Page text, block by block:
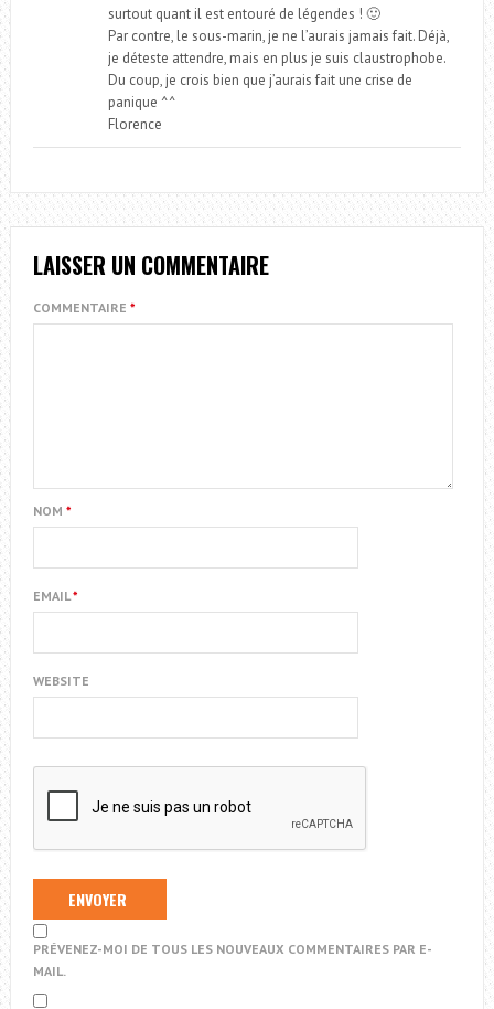
surtout quant il est entouré de légendes ! 🙂
Par contre, le sous-marin, je ne l’aurais jamais fait. Déjà,
je déteste attendre, mais en plus je suis claustrophobe.
Du coup, je crois bien que j’aurais fait une crise de
panique ^^
Florence
LAISSER UN COMMENTAIRE
COMMENTAIRE *
NOM *
EMAIL*
WEBSITE
PRÉVENEZ-MOI DE TOUS LES NOUVEAUX COMMENTAIRES PAR E-
MAIL.